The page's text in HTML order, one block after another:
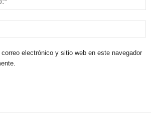
electrónico y sitio web en este navegador